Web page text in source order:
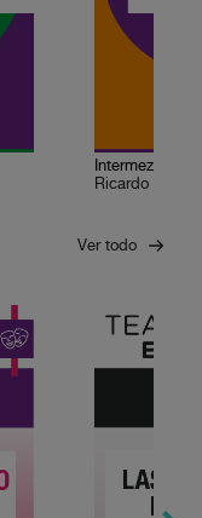
Intermezzo de
Ricardo Castro
Ver todo